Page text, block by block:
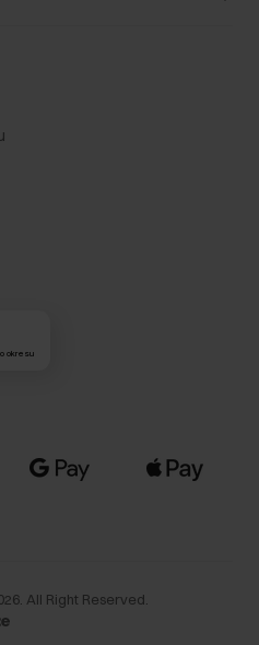
okresu
. All Right Reserved.